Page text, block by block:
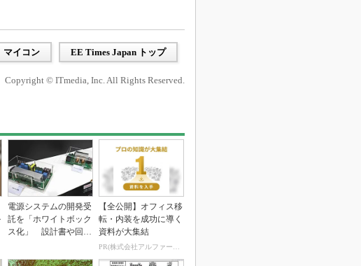
マイコン EE Times Japan トップ
Copyright © ITmedia, Inc. All Rights Reserved.
電源システムの開発受
託を「ホワイトボック
ス化」 設計書や回路
【全公開】オフィス移
転・内装を成功に導く
資料が大集結
PR(株式会社アルファーテクノ)